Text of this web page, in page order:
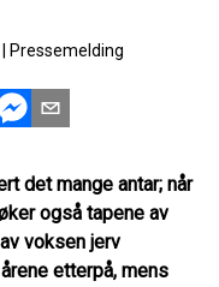
Pressemelding
det mange antar; når
også tapene av
voksen jerv
etterpå, mens